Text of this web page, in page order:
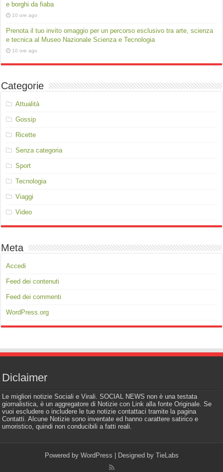
e borghi da fiaba
10 ore ago
Prenota il tuo invito omaggio per un percorso esclusivo tra arte, scienza
e tecnica al Museo Nazionale Scienza e Tecnologia
10 ore ago
Categorie
Attualità
Gossip
Ricette
Senza categoria
Sport
Tecnologia
Viaggi
Video
Meta
Accedi
Feed dei contenuti
Feed dei commenti
WordPress.org
Diclaimer
Le migliori notizie Sociali e Virali. SOCIAL NEWS non è una testata
giornalistica, è un aggregatore di Notizie con Link alla fonte Originale. Se
vuoi escludere o includere le tue notizie contattaci tramite la pagina
Contatti. Alcune Notizie sono inventate ed hanno carattere satirico e
umoristico, quindi non conducibili a fatti reali.
Powered by WordPress | Designed by TieLabs